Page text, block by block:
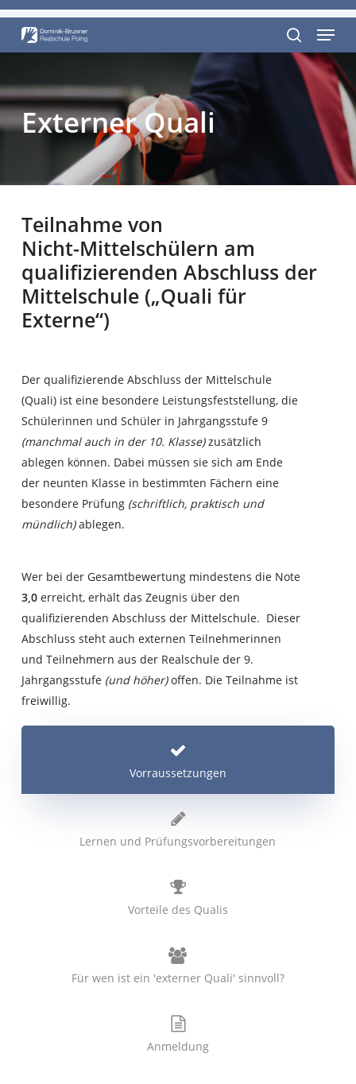
Skip
main
search
Menu
ExternerQuali
Teilnahme von
Nicht-Mittelschülern am
qualifizierenden Abschluss der
Mittelschule („Quali für
Externe“)
Der qualifizierende Abschluss der Mittelschule
(Quali) ist eine besondere Leistungsfeststellung, die
Schülerinnen und Schüler in Jahrgangsstufe 9
(manchmal auch in der 10. Klasse)zusätzlich
ablegen können. Dabei müssen sie sich am Ende
der neunten Klasse in bestimmten Fächern eine
besondere Prüfung (schriftlich, praktisch und
mündlich)ablegen.
Wer bei der Gesamtbewertung mindestens die Note
3,0erreicht, erhält das Zeugnis über den
qualifizierenden Abschluss der Mittelschule. Dieser
Abschluss steht auch externen Teilnehmerinnen
und Teilnehmern aus der Realschule der 9.
Jahrgangsstufe (und höher)offen. Die Teilnahme ist
freiwillig.
Vorraussetzungen
Lernen und Prüfungsvorbereitungen
Vorteile des Qualis
Für wen ist ein 'externer Quali' sinnvoll?
Anmeldung
Close
Menu